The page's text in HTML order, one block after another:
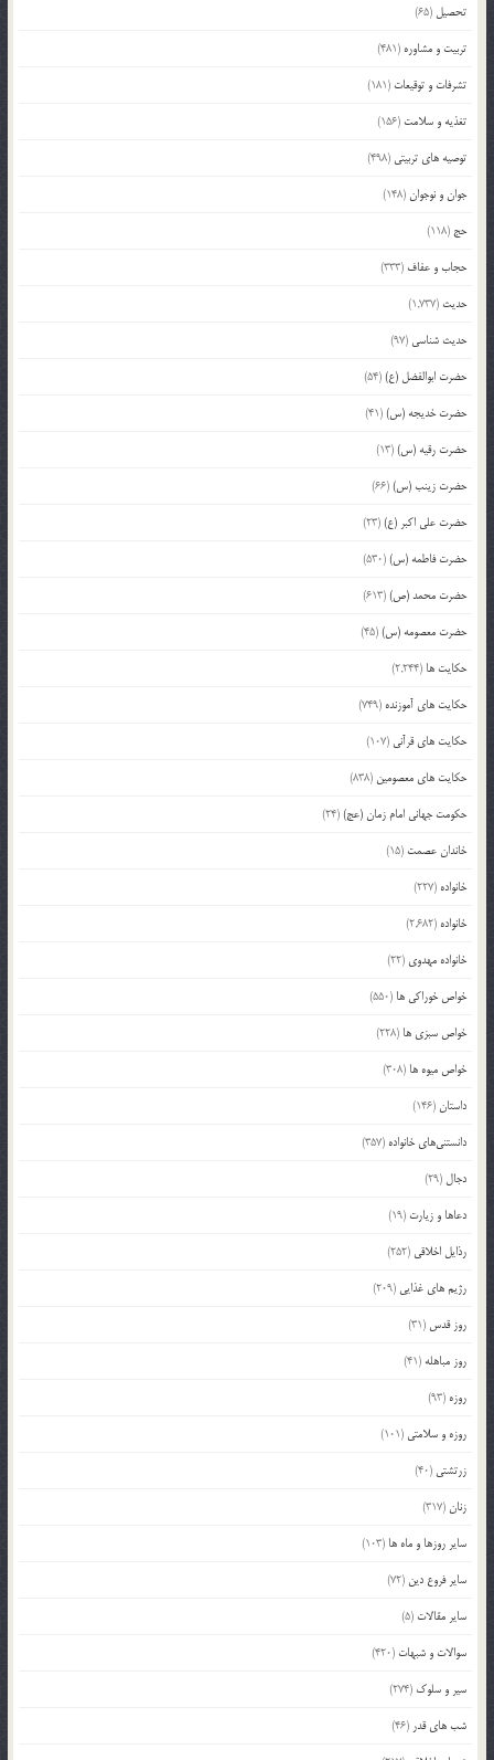
تحصیل (65)
تربیت و مشاوره (481)
تشرفات و توقیعات (181)
تغذیه و سلامت (156)
توصیه های تربیتی (498)
جوان و نوجوان(148)
حج (118)
حجاب و عفاف (333)
حدیث (1,737)
حدیث شناسی (97)
حضرت ابوالفضل (ع)(54)
حضرت خدیجه (س)(41)
حضرت رقیه (س)(13)
حضرت زینب (س)(66)
حضرت علی اکبر (ع)(23)
حضرت فاطمه (س)(530)
حضرت محمد (ص)(613)
حضرت معصومه (س)(45)
حکایت ها (2,244)
حکایت های آموزنده (749)
حکایت های قرآنی (107)
حکایت های معصومین (838)
حکومت جهانی امام زمان (عج)(24)
خاندان عصمت (15)
خانواده (227)
خانواده (2,682)
خانواده مهدوی (22)
خواص خوراکی ها (550)
خواص سبزی ها (228)
خواص میوه ها (308)
داستان(146)
دانستنی‌های خانواده (357)
دجال (29)
دعاها و زیارت (19)
رذایل اخلاقی (252)
رژیم های غذایی (209)
روز قدس (31)
روز مباهله (41)
روزه (93)
روزه و سلامتی (101)
زرتشتی (40)
زنان(317)
سایر روزها و ماه ها (103)
سایر فروع دین (72)
سایر مقالات (5)
سوالات و شبهات (420)
سیر و سلوک (274)
شب های قدر (46)